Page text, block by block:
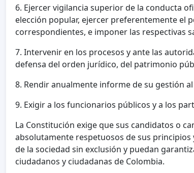
6. Ejercer vigilancia superior de la conducta
elección popular, ejercer preferentemente el
correspondientes, e imponer las respectivas
7. Intervenir en los procesos y ante las
defensa del orden jurídico, del patrimonio
8. Rendir anualmente informe de su gestión
9. Exigir a los funcionarios públicos y a los
La Constitución exige que sus candidatos o
absolutamente respetuosos de sus
de la sociedad sin exclusión y puedan
ciudadanos y ciudadanas de Colombia.